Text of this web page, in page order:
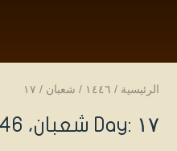
الرئيسية / ۱٤٤٦ / شعبان / ۱۷
Day: ۱۷ شعبان، ۱٤٤٦هـ